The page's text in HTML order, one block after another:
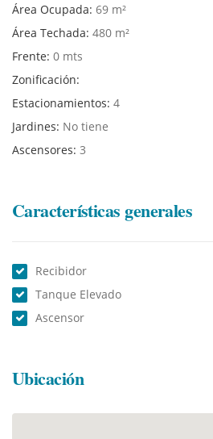
Área Ocupada: 69 m²
Área Techada: 480 m²
Frente: 0 mts
Zonificación:
Estacionamientos: 4
Jardines: No tiene
Ascensores: 3
Características generales
Recibidor
Tanque Elevado
Ascensor
Ubicación